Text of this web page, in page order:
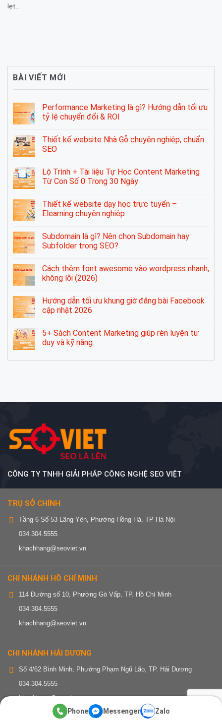
lẹt...
BÀI VIẾT MỚI
Performance Marketing là gì? Hướng dẫn tối ưu
tỷ lệ chuyển đổi & ROI
Thiết kế website Nhà Gỗ chuyên nghiệp, chuẩn
SEO
Lộ Trình + Tài liệu Tự Học Content Marketing
Từ Con Số 0 Trong 30 Ngày
Thiết kế website dạy học trực tuyến –
Elearning chuyên nghiệp
Subdomain là gì? Nên chọn Subdomain hay
Subfolder trong SEO?
Cách thêm font awesome vào wordpress nhanh,
không lỗi (2026)
Hướng dẫn tối ưu khung giờ đăng bài Facebook
cập nhật 2026
5+ Sách Content Marketing giúp rèn luyện tư
duy và kỹ năng
CÔNG TY TNHH GIẢI PHÁP CÔNG NGHỆ SEO VIỆT
TRỤ SỞ CHÍNH
Tầng 6 Số 53 Lãng Yên, Phường Hồng Hà, TP Hà Nội
034.304.5555
khachhang@seoviet.vn
CHI NHÁNH HỒ CHÍ MINH
114 Đường số 10, Phường Gò Vấp, TP. Hồ Chí Minh
034.304.5555
khachhang@seoviet.vn
CHI NHÁNH HẢI DƯƠNG
Số 4/62 Bình Minh, Phường Phạm Ngũ Lão, TP. Hải Dương
034.304.5555
khachhang@seoviet.vn
Phone Messenger Zalo